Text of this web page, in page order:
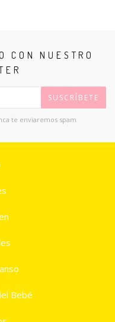
CON NUESTRO
SUSCRÍBETE
te enviaremos spam
Bebé